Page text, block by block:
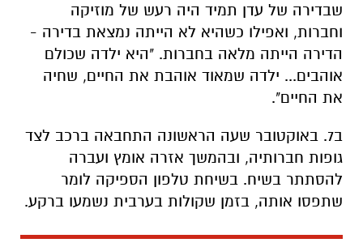
שבדירה של עדן תמיד היה רעש של מוזיקה
וחברות, ואפילו כשהיא לא הייתה נמצאת בדירה -
הדירה הייתה מלאה בחברות. "היא ילדה שכולם
אוהבים... ילדה שמאוד אוהבת את החיים, שחיה
את החיים".
ב7. באוקטובר שעה הראשונה התחבאה ברכב לצד
גופות חברותיה, ובהמשך אזרה אומץ ועברה
להסתתר בשיח. בשיחת טלפון הספיקה לומר
שתפסו אותה, בזמן שקולות בערבית נשמעו ברקע.